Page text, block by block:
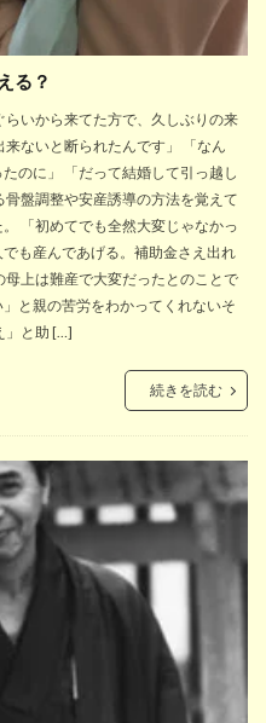
る？
いから来てた方で、久しぶりの来
ないと断られたんです」 「なん
のに」 「だって結婚して引っ越し
盤調整や安産誘導の方法を覚えて
「初めてでも全然大変じゃなかっ
も産んであげる。補助金さえ出れ
上は難産で大変だったとのことで
と親の苦労をわかってくれないそ
」と助 […]
続きを読む